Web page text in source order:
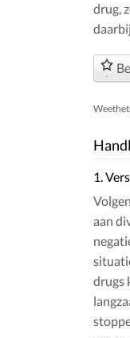
drug,
1.
aan
drugs